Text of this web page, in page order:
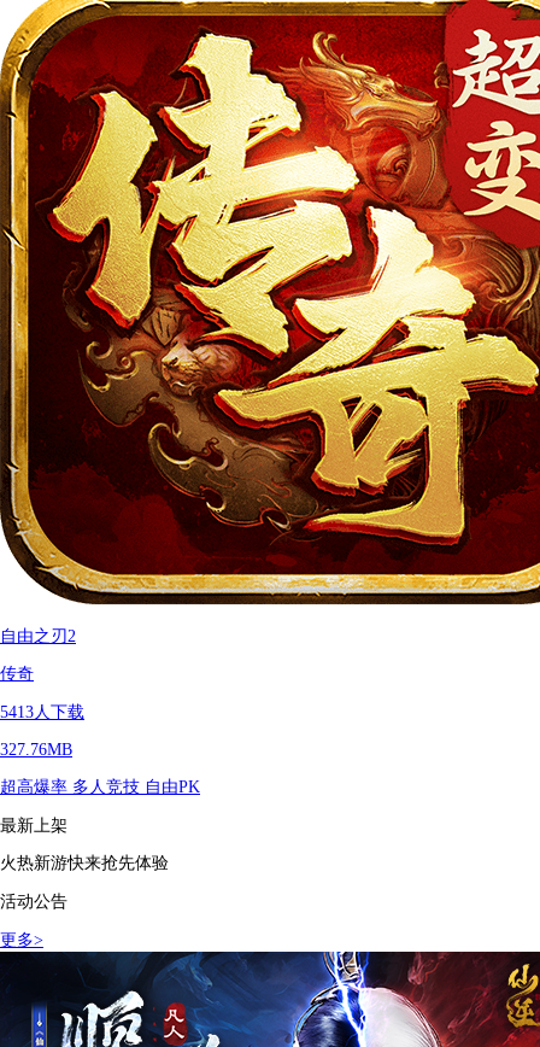
自由之刃2
传奇
5413人下载
327.76MB
超高爆率 多人竞技 自由PK
最新上架
火热新游快来抢先体验
活动公告
更多>